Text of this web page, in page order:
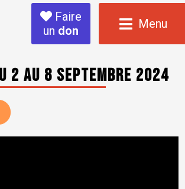
Faire
un don Menu
2 au 8 septembre 2024